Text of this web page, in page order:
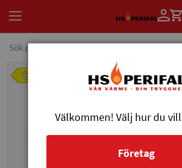
Välkommen! Välj hur du
Företag